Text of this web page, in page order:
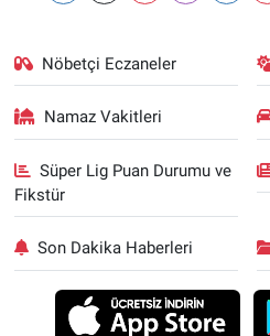
Nöbetçi Eczaneler
Namaz Vakitleri
Süper Lig Puan Durumu ve
Fikstür
Son Dakika Haberleri